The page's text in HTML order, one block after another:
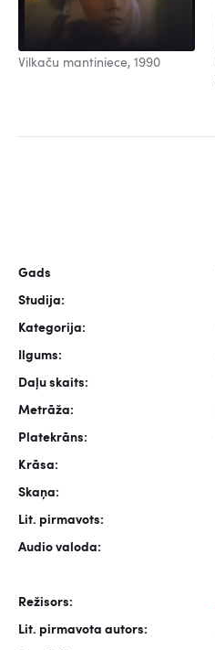
Vilkaču mantiniece, 1990
Gads
Studija:
Kategorija:
Ilgums:
Daļu skaits:
Metrāža:
Platekrāns:
Krāsa:
Skaņa:
Lit. pirmavots:
Audio valoda:
Režisors:
Lit. pirmavota autors: